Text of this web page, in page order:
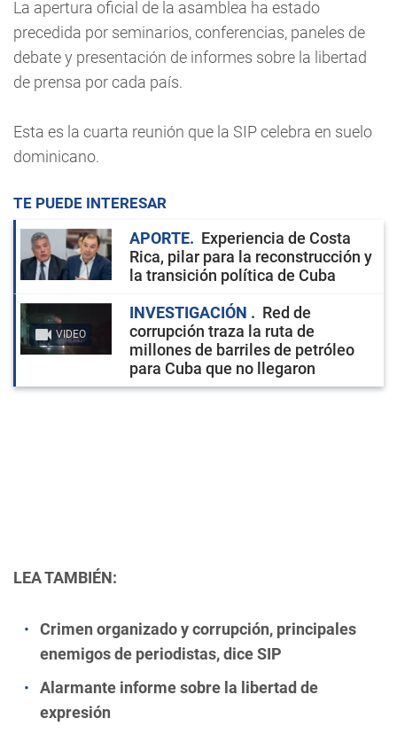
La apertura oficial de la asamblea ha estado
precedida por seminarios, conferencias, paneles de
debate y presentación de informes sobre la libertad
de prensa por cada país.
Esta es la cuarta reunión que la SIP celebra en suelo
dominicano.
TE PUEDE INTERESAR
APORTE
Experiencia de Costa
Rica, pilar para la reconstrucción y
la transición política de Cuba
VIDEO
INVESTIGACIÓN
Red de
corrupción traza la ruta de
millones de barriles de petróleo
para Cuba que no llegaron
LEA TAMBIÉN:
Crimen organizado y corrupción, principales
enemigos de periodistas, dice SIP
Alarmante informe sobre la libertad de
expresión